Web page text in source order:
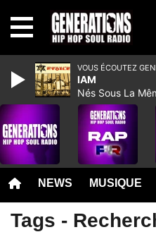
NEWS MUSIQUE
Tags -
VOUS ÉCOUTEZ
IAM
Nés Sous La